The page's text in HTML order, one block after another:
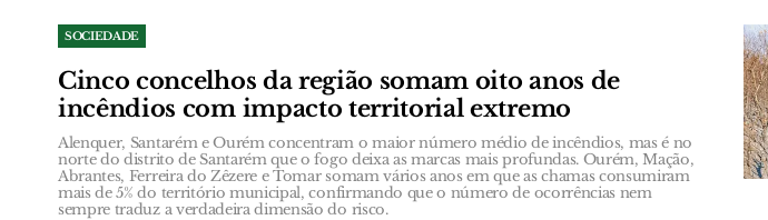
SOCIEDADE
Cinco concelhos da região somam oito anos de
incêndios com impacto territorial extremo
Alenquer, Santarém e Ourém concentram o maior número médio de incêndios, mas é no
norte do distrito de Santarém que o fogo deixa as marcas mais profundas. Ourém, Mação,
Abrantes, Ferreira do Zêzere e Tomar somam vários anos em que as chamas consumiram
mais de 5% do território municipal, confirmando que o número de ocorrências nem
sempre traduz a verdadeira dimensão do risco.